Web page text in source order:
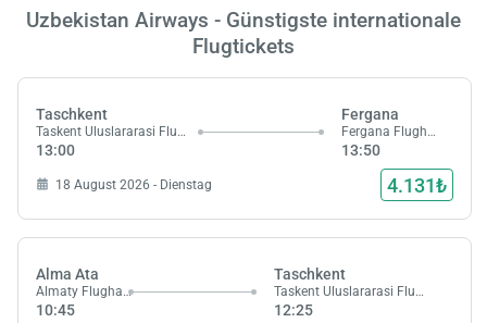
Uzbekistan Airways - Günstigste internationale
Flugtickets
Taschkent
Taskent Uluslararasi Flughafen
13:00
Fergana
Fergana Flughafen
13:50
18 August 2026 - Dienstag 4.131₺
Alma Ata
Almaty Flughafen
10:45
Taschkent
Taskent Uluslararasi Flughafen
12:25